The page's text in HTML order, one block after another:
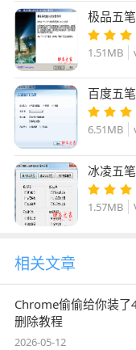
极品五笔输入
位通用
1.51MB
百度五
版
6.51MB
冰凌五
版
1.57MB
相关文章
Chrome偷偷给你装
删除教程
2026-05-12